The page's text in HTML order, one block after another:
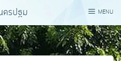
ครปฐม MENU